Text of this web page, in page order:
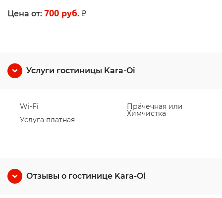
Цена от: 700 руб. ₽
Услуги гостиницы Kara-Oi
Wi-Fi
Услуга платная
Прачечная или
Химчистка
Отзывы о гостинице Kara-Oi